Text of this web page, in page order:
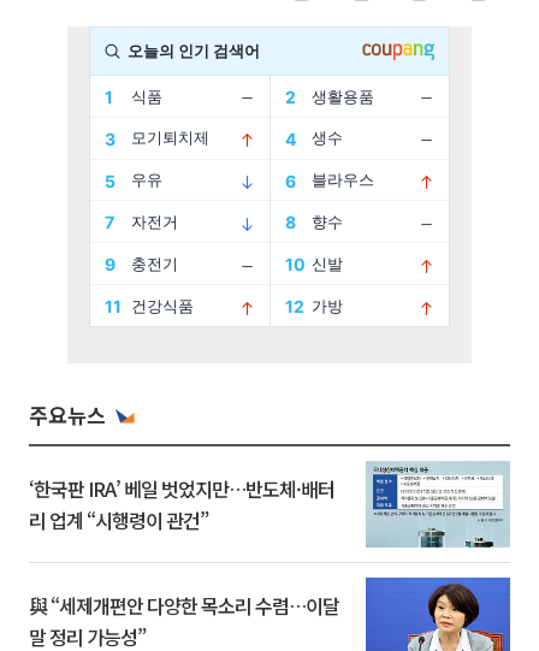
주요뉴스
‘한국판 IRA’ 베일 벗었지만…반도체·배터
리 업계 “시행령이 관건”
與 “세제개편안 다양한 목소리 수렴…이달
말 정리 가능성”